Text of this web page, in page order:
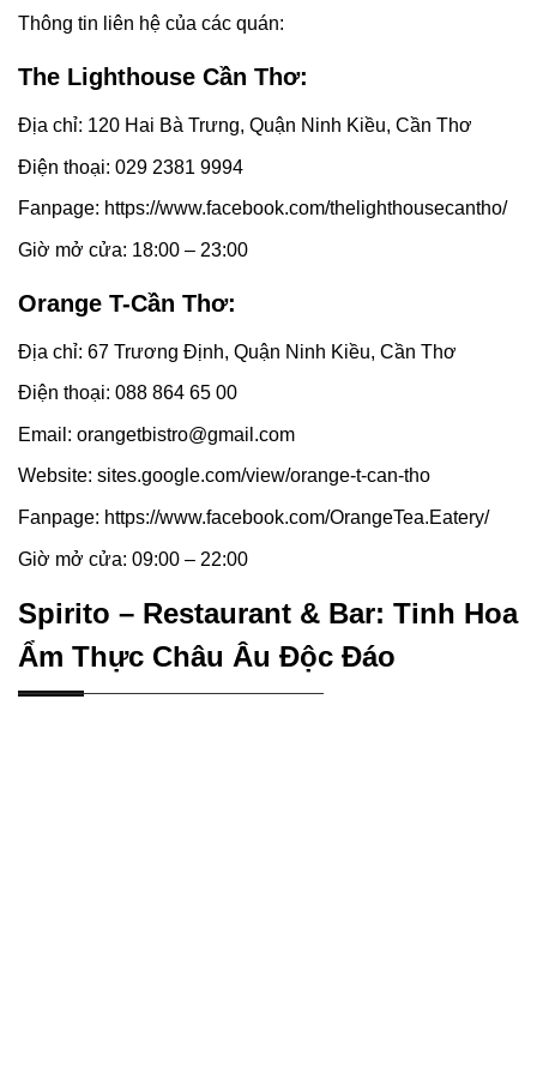
Thông tin liên hệ của các quán:
The Lighthouse Cần Thơ:
Địa chỉ: 120 Hai Bà Trưng, Quận Ninh Kiều, Cần Thơ
Điện thoại: 029 2381 9994
Fanpage: https://www.facebook.com/thelighthousecantho/
Giờ mở cửa: 18:00 – 23:00
Orange T-Cần Thơ:
Địa chỉ: 67 Trương Định, Quận Ninh Kiều, Cần Thơ
Điện thoại: 088 864 65 00
Email: orangetbistro@gmail.com
Website: sites.google.com/view/orange-t-can-tho
Fanpage: https://www.facebook.com/OrangeTea.Eatery/
Giờ mở cửa: 09:00 – 22:00
Spirito – Restaurant & Bar: Tinh Hoa
Ẩm Thực Châu Âu Độc Đáo